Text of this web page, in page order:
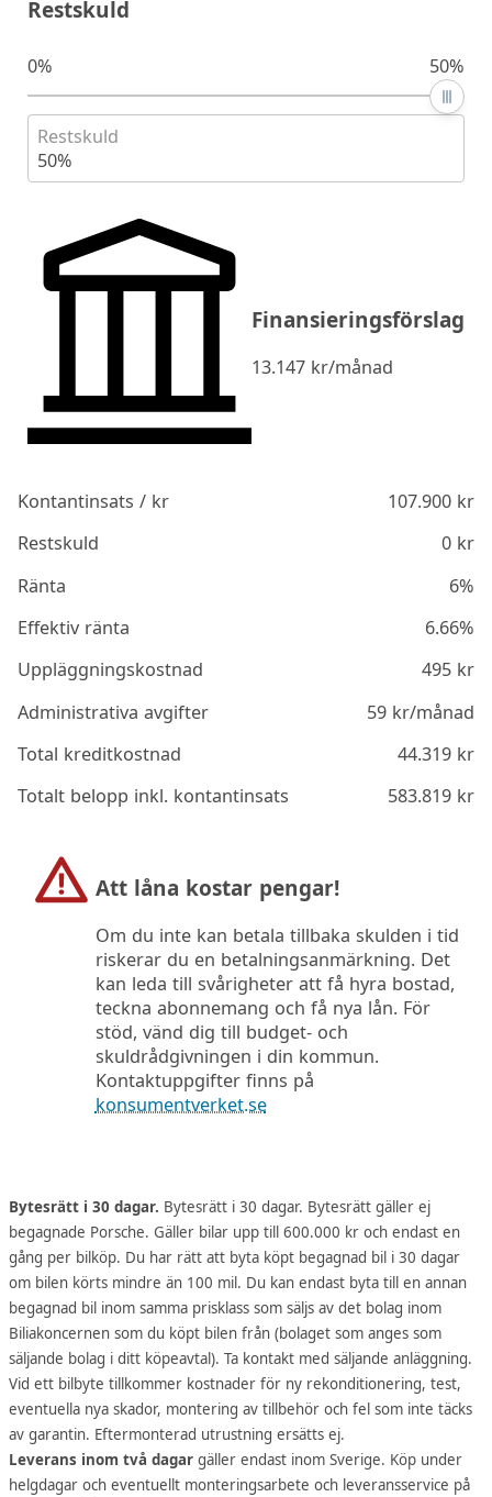
Restskuld
0% 50%
Restskuld
50%
Finansieringsförslag
13.147 kr/månad
Kontantinsats / kr 107.900kr
Restskuld
0kr
Ränta
6%
Effektiv ränta
6.66%
Uppläggningskostnad
495kr
Administrativa avgifter
59kr/månad
Total kreditkostnad
44.319kr
Totalt belopp inkl. kontantinsats
583.819kr
Att låna kostar pengar!
Om du inte kan betala tillbaka skulden i tid
riskerar du en betalningsanmärkning. Det
kan leda till svårigheter att få hyra bostad,
teckna abonnemang och få nya lån. För
stöd, vänd dig till budget- och
skuldrådgivningen i din kommun.
Kontaktuppgifter finns på
konsumentverket.se
Bytesrätt i 30 dagar. Bytesrätt i 30 dagar. Bytesrätt gäller ej
begagnade Porsche. Gäller bilar upp till 600.000 kr och endast en
gång per bilköp. Du har rätt att byta köpt begagnad bil i 30 dagar
om bilen körts mindre än 100 mil. Du kan endast byta till en annan
begagnad bil inom samma prisklass som säljs av det bolag inom
Biliakoncernen som du köpt bilen från (bolaget som anges som
säljande bolag i ditt köpeavtal). Ta kontakt med säljande anläggning.
Vid ett bilbyte tillkommer kostnader för ny rekonditionering, test,
eventuella nya skador, montering av tillbehör och fel som inte täcks
av garantin. Eftermonterad utrustning ersätts ej.
Leverans inom två dagar gäller endast inom Sverige. Köp under
helgdagar och eventuellt monteringsarbete och leveransservice på